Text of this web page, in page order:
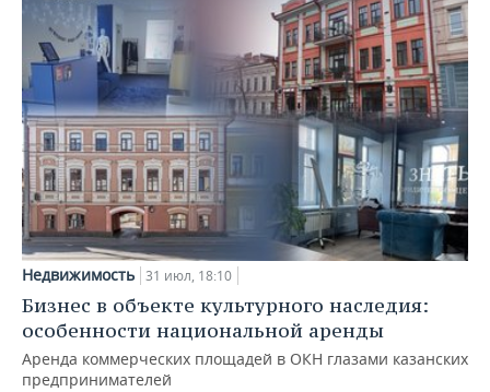
Недвижимость 31 июл, 18:10
Бизнес в объекте культурного наследия:
особенности национальной аренды
Аренда коммерческих площадей в ОКН глазами казанских
предпринимателей